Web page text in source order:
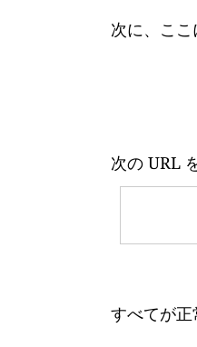
次に、こ
次の URL
すべてが正